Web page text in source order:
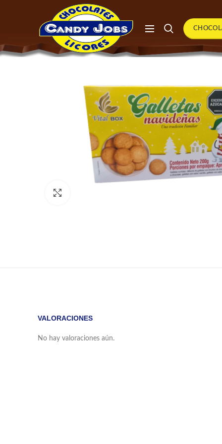
VALORACIONES
No hay valoraciones aún.